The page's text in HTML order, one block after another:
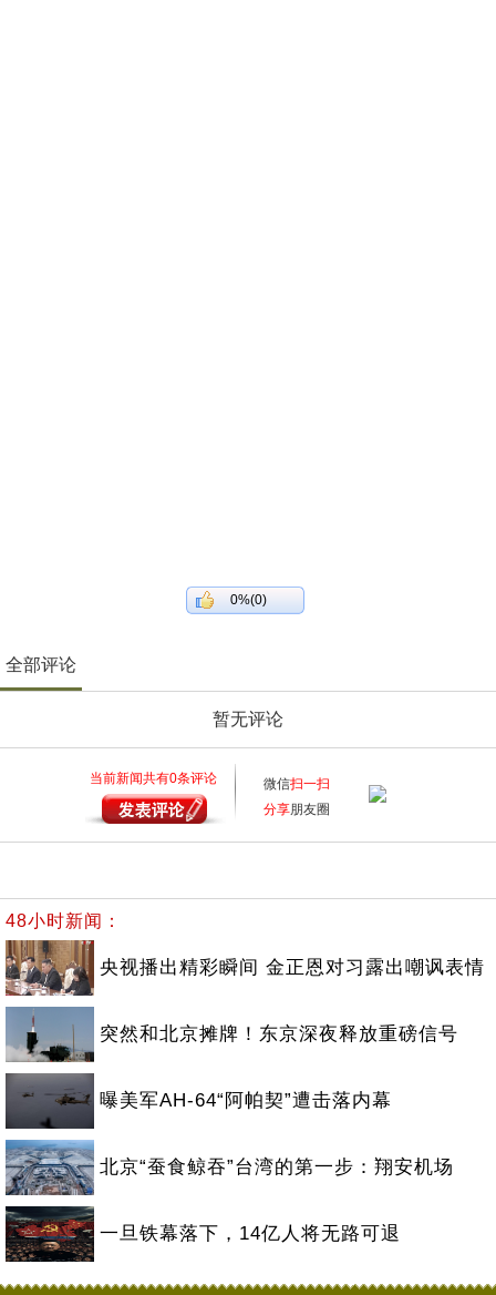
0%(0)
全部评论
暂无评论
当前新闻共有0条评论 微信扫一扫
分享朋友圈
48小时新闻：
央视播出精彩瞬间 金正恩对习露出嘲讽表情
突然和北京摊牌！东京深夜释放重磅信号
曝美军AH-64“阿帕契”遭击落内幕
北京“蚕食鲸吞”台湾的第一步：翔安机场
一旦铁幕落下，14亿人将无路可退